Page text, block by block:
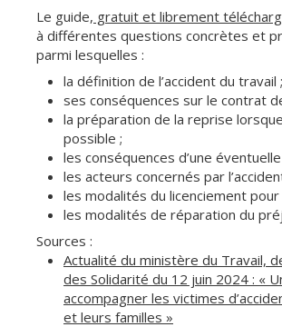
Le guide, gratuit et librement
à différentes questions concrètes et
parmi lesquelles :
la définition de l’accident du travail ;
ses conséquences sur le contrat
la préparation de la reprise
possible ;
les conséquences d’une
les acteurs concernés par
les modalités du licenciement
les modalités de réparation du
Sources :
Actualité du ministère du Travail,
des Solidarité du 12 juin 2024 : «
accompagner les victimes
et leurs familles »